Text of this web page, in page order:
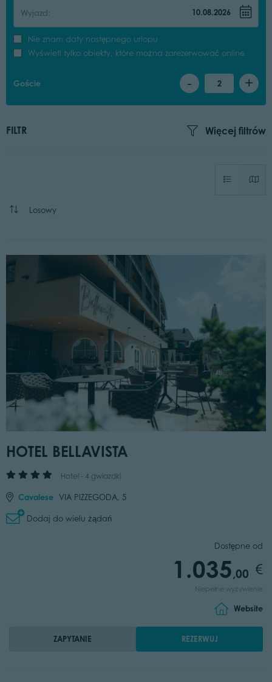
Wyjazd:
Nie znam daty następnego urlopu
Wyświetl tylko obiekty, które można zarezerwować online
Goście - 2 +
FILTR Więcej filtrów
Losowy
Dostępne od
1.035,00
Niepełne wyżywienie
HOTEL BELLAVISTA
Hotel - 4 gwiazdki
Cavalese VIA PIZZEGODA, 5
Dodaj do wielu żądań
Website
ZAPYTANIE REZERWUJ